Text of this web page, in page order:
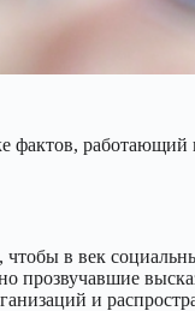
фактов, работающий
чтобы в век
прозвучавшие
и